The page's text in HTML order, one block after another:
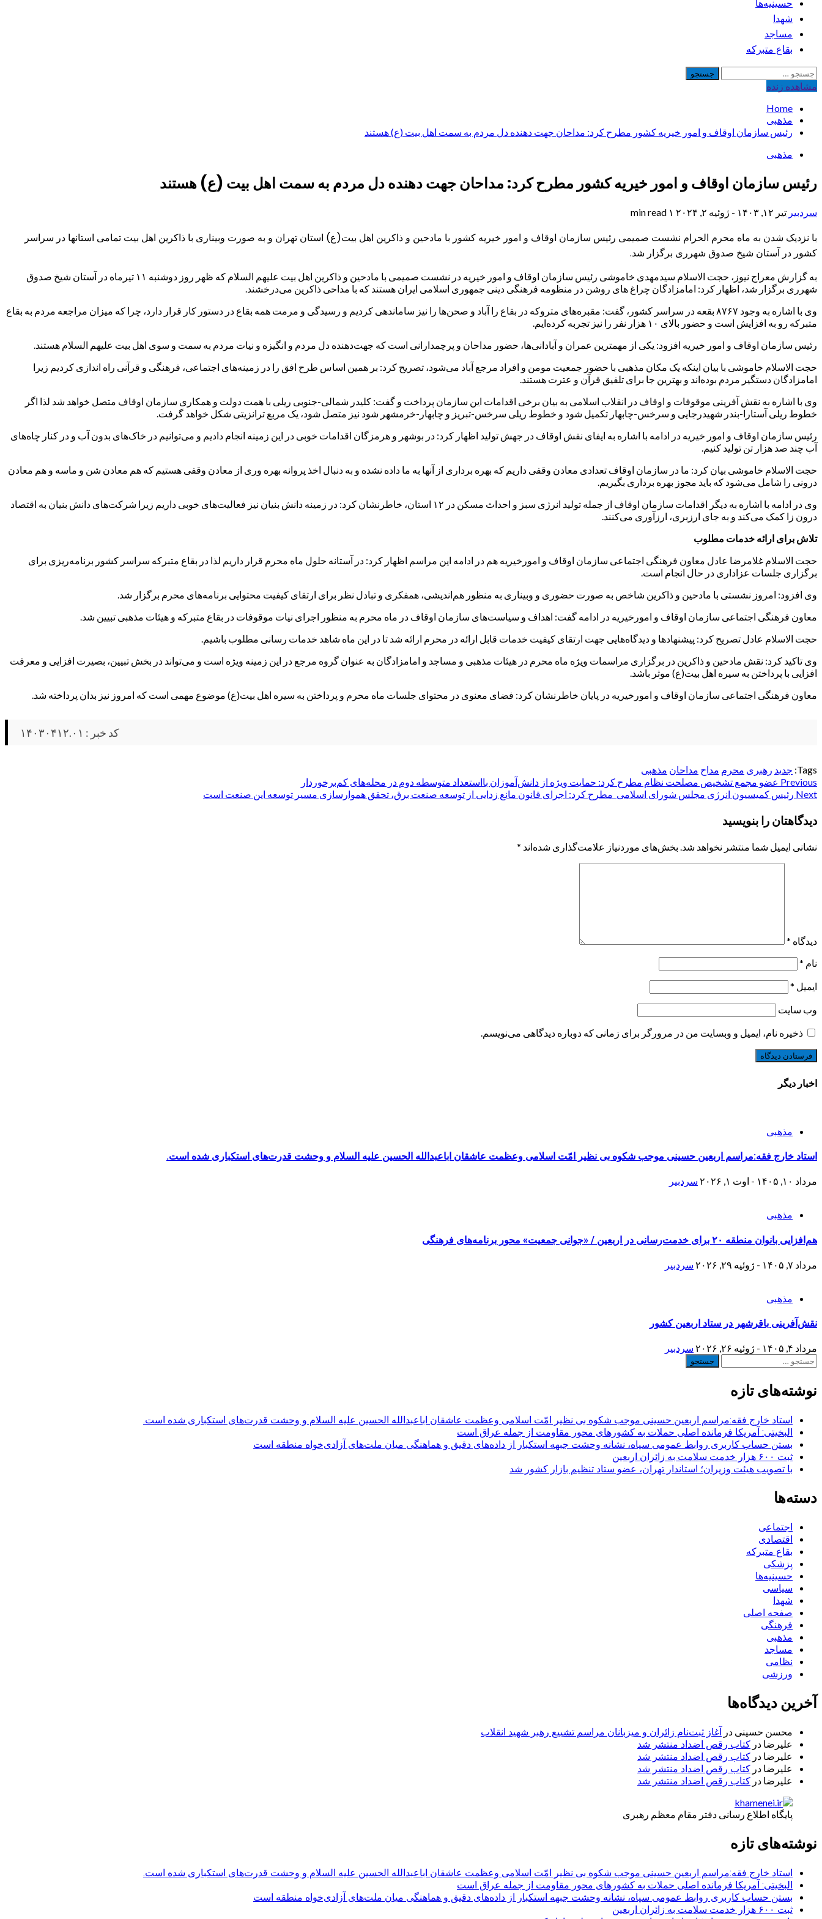
حسینیه‌ها
شهدا
مساجد
بقاع متبرکه
جستجو
برای:
مشاهده‌ زنده
Home
مذهبی
رئیس سازمان اوقاف و امور خیریه کشور مطرح کرد: مداحان جهت دهنده دل مردم به سمت اهل بیت (ع) هستند
مذهبی
رئیس سازمان اوقاف و امور خیریه کشور مطرح کرد: مداحان جهت دهنده دل مردم به سمت اهل بیت (ع) هستند
سردبیر تیر ۱۲, ۱۴۰۳ - ژوئیه ۲, ۲۰۲۴ ۱ min read
با نزدیک شدن به ماه محرم الحرام نشست صمیمی رئیس سازمان اوقاف و امور خیریه کشور با مادحین و ذاکرین اهل بیت(ع) استان تهران و به صورت وبیناری با ذاکرین اهل بیت تمامی استانها در سراسر
کشور در آستان شیخ صدوق شهرری برگزار شد.
به گزارش معراج نیوز، حجت الاسلام سیدمهدی خاموشی رئیس سازمان اوقاف و امور خیریه در نشست صمیمی با مادحین و ذاکرین اهل بیت علیهم السلام که ظهر روز دوشنبه ۱۱ تیرماه در آستان شیخ صدوق
شهرری برگزار شد، اظهار کرد: امامزادگان چراغ های روشن در منظومه فرهنگی دینی جمهوری اسلامی ایران هستند که با مداحی ذاکرین می‌درخشند.
وی با اشاره به وجود ۸۷۶۷ بقعه در سراسر کشور، گفت: مقبره‌های متروکه در بقاع را آباد و صحن‌ها را نیز ساماندهی کردیم و رسیدگی و مرمت همه بقاع در دستور کار قرار دارد، چرا که میزان مراجعه مردم به بقاع
متبرکه رو به افزایش است و حضور بالای ۱۰ هزار نفر را نیز تجربه کرده‌ایم.
رئیس سازمان اوقاف و امور خیریه افزود: یکی از مهمترین عمران و آبادانی‌ها، حضور مداحان و پرچمدارانی است که جهت‌دهنده دل مردم و انگیزه و نیات مردم به سمت و سوی اهل بیت علیهم السلام هستند.
حجت الاسلام خاموشی با بیان اینکه یک مکان مذهبی با حضور جمعیت مومن و افراد مرجع آباد می‌شود، تصریح کرد: بر همین اساس طرح افق را در زمینه‌های اجتماعی، فرهنگی و قرآنی راه اندازی کردیم زیرا
امامزادگان دستگیر مردم بوده‌اند و بهترین جا برای تلفیق قرآن و عترت هستند.
وی با اشاره به نقش آفرینی موقوفات و اوقاف در انقلاب اسلامی به بیان برخی اقدامات این سازمان پرداخت و گفت: کلیدر شمالی-جنوبی ریلی با همت دولت و همکاری سازمان اوقاف متصل خواهد شد لذا اگر
خطوط ریلی آستارا-بندر شهیدرجایی و سرخس-چابهار تکمیل شود و خطوط ریلی سرخس-تبریز و چابهار-خرمشهر شود نیز متصل شود، یک مربع ترانزیتی شکل خواهد گرفت.
رئیس سازمان اوقاف و امور خیریه در ادامه با اشاره به ایفای نقش اوقاف در جهش تولید اظهار کرد: در بوشهر و هرمزگان اقدامات خوبی در این زمینه انجام دادیم و می‌توانیم در خاک‌های بدون آب و در کنار چاه‌های
آب چند صد هزار تن تولید کنیم.
حجت الاسلام خاموشی بیان کرد: ما در سازمان اوقاف تعدادی معادن وقفی داریم که بهره برداری از آنها به ما داده نشده و به دنبال اخذ پروانه بهره وری از معادن وقفی هستیم که هم معادن شن و ماسه و هم معادن
درونی را شامل می‌شود که باید مجوز بهره برداری بگیریم.
وی در ادامه با اشاره به دیگر اقدامات سازمان اوقاف از جمله تولید انرژی سبز و احداث مسکن در ۱۲ استان، خاطرنشان کرد: در زمینه دانش بنیان نیز فعالیت‌های خوبی داریم زیرا شرکت‌های دانش بنیان به اقتصاد
درون زا کمک می‌کند و به جای ارزبری، ارزآوری می‌کنند.
تلاش برای ارائه خدمات مطلوب
حجت الاسلام غلامرضا عادل معاون فرهنگی اجتماعی سازمان اوقاف و امورخیریه هم در ادامه این مراسم اظهار کرد: در آستانه حلول ماه محرم قرار داریم لذا در بقاع متبرکه سراسر کشور برنامه‌ریزی برای
برگزاری جلسات عزاداری در حال انجام است.
وی افزود: امروز نشستی با مادحین و ذاکرین شاخص به صورت حضوری و وبیناری به منظور هم‌اندیشی، همفکری و تبادل نظر برای ارتقای کیفیت محتوایی برنامه‌های محرم برگزار شد.
معاون فرهنگی اجتماعی سازمان اوقاف و امورخیریه در ادامه گفت: اهداف و سیاست‌های سازمان اوقاف در ماه محرم به منظور اجرای نیات موقوفات در بقاع متبرکه و هیئات مذهبی تبیین شد.
حجت الاسلام عادل تصریح کرد: پیشنهادها و دیدگاه‌هایی جهت ارتقای کیفیت خدمات قابل ارائه در محرم ارائه شد تا در این ماه شاهد خدمات رسانی مطلوب باشیم.
وی تاکید کرد: نقش مادحین و ذاکرین در برگزاری مراسمات ویژه ماه محرم در هیئات مذهبی و مساجد و امامزادگان به عنوان گروه مرجع در این زمینه ویژه است و می‌تواند در بخش تبیین، بصیرت افزایی و معرفت
افزایی با پرداختن به سیره اهل بیت(ع) موثر باشد.
معاون فرهنگی اجتماعی سازمان اوقاف و امورخیریه در پایان خاطرنشان کرد: فضای معنوی در محتوای جلسات ماه محرم و پرداختن به سیره اهل بیت(ع) موضوع مهمی است که امروز نیز بدان پرداخته شد.
کد خبر : ۱۴۰۳۰۴۱۲.۰۱
Tags: جدید رهبری محرم مداح مداحان مذهبی
Post
navigation
Previous عضو مجمع تشخیص مصلحت نظام مطرح کرد: حمایت ویژه از دانش‌آموزان بااستعداد متوسطه دوم در محله‌های کم‌برخوردار‌
Next رئیس کمیسیون انرژی مجلس شورای اسلامی مطرح کرد: اجرای قانون مانع زدایی از توسعه صنعت برق، تحقق هموارسازی مسیر توسعه این صنعت است
دیدگاهتان را بنویسید
نشانی ایمیل شما منتشر نخواهد شد. بخش‌های موردنیاز علامت‌گذاری شده‌اند *
دیدگاه *
نام *
ایمیل *
وب‌ سایت
ذخیره نام، ایمیل و وبسایت من در مرورگر برای زمانی که دوباره دیدگاهی می‌نویسم.
اخبار دیگر
مذهبی
استاد خارج فقه:مراسم اربعین حسینی موجب شکوه بی نظیر امّت اسلامی وعظمت عاشقان اباعبدالله الحسین علیه السلام و وحشت قدرت‌های استکباری شده است.
مرداد ۱۰, ۱۴۰۵ - اوت ۱, ۲۰۲۶ سردبیر
مذهبی
هم‌افزایی بانوان منطقه ۲۰ برای خدمت‌رسانی در اربعین / «جوانی جمعیت» محور برنامه‌های فرهنگی
مرداد ۷, ۱۴۰۵ - ژوئیه ۲۹, ۲۰۲۶ سردبیر
مذهبی
نقش‌آفرینی باقرشهر در ستاد اربعین کشور
مرداد ۴, ۱۴۰۵ - ژوئیه ۲۶, ۲۰۲۶
سردبیر
جستجو
نوشته‌های تازه
استاد خارج فقه:مراسم اربعین حسینی موجب شکوه بی نظیر امّت اسلامی وعظمت عاشقان اباعبدالله الحسین علیه السلام و وحشت قدرت‌های استکباری شده است.
البخیتی: آمریکا فرمانده اصلی حملات به کشورهای محور مقاومت از جمله عراق است
بستن حساب کاربری روابط عمومی سپاه، نشانه‌ وحشت جبهه استکبار از داده‌های دقیق و هماهنگی میان ملت‌های آزادی‌خواه منطقه است
ثبت ۶۰۰ هزار خدمت سلامت به زائران اربعین
با تصویب هیئت وزیران؛ استاندار تهران، عضو ستاد تنظیم بازار کشور شد
دسته‌ها
اجتماعی
اقتصادی
بقاع متبرکه
پزشکی
حسینیه‌ها
سیاسی
شهدا
صفحه اصلی
فرهنگی
مذهبی
مساجد
نظامی
ورزشی
آخرین دیدگاه‌ها
محسن حسینی در آغاز ثبت‌نام زائران و میزبانان مراسم تشییع رهبر شهید انقلاب
علیرضا در کتاب رقص اضداد منتشر شد
علیرضا در کتاب رقص اضداد منتشر شد
علیرضا در کتاب رقص اضداد منتشر شد
علیرضا در کتاب رقص اضداد منتشر شد
پایگاه اطلاع رسانی دفتر مقام معظم رهبری
نوشته‌های تازه
استاد خارج فقه:مراسم اربعین حسینی موجب شکوه بی نظیر امّت اسلامی وعظمت عاشقان اباعبدالله الحسین علیه السلام و وحشت قدرت‌های استکباری شده است.
البخیتی: آمریکا فرمانده اصلی حملات به کشورهای محور مقاومت از جمله عراق است
بستن حساب کاربری روابط عمومی سپاه، نشانه‌ وحشت جبهه استکبار از داده‌های دقیق و هماهنگی میان ملت‌های آزادی‌خواه منطقه است
ثبت ۶۰۰ هزار خدمت سلامت به زائران اربعین